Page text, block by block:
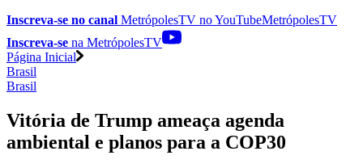
Inscreva-se no canal MetrópolesTV noYouTubeMetrópolesTV
Inscreva-se na MetrópolesTV
Página Inicial
Brasil
Brasil
Vitória de Trump ameaça agenda
ambiental e planos para a COP30